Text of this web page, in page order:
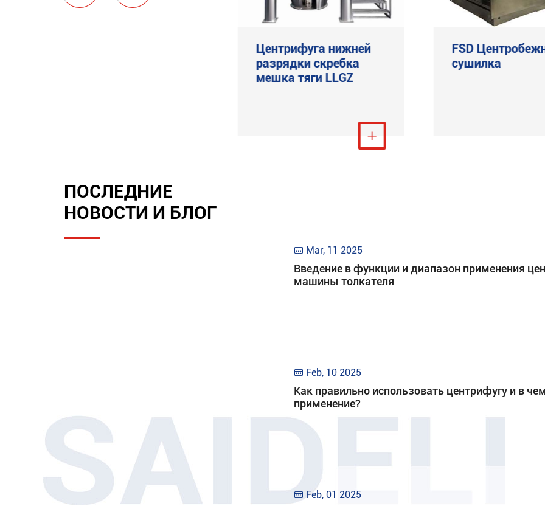
Центрифуга нижней
разрядки скребка
мешка тяги LLGZ
Посмотреть ещё

FSD
сушилка
ПОСЛЕДНИЕ
НОВОСТИ И БЛОГ
 Mar, 11 2025
Введение в функции и диапазон применения
машины толкателя
 Feb, 10 2025
Как правильно использовать центрифугу и в
применение?
 Feb, 01 2025